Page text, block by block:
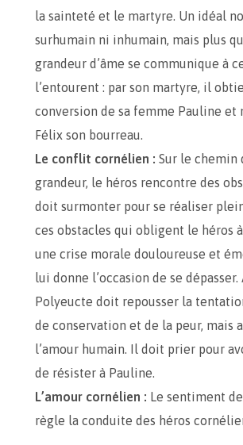
la sainteté et le martyre. Un idéal
surhumain ni inhumain, mais plus
grandeur d’âme se communique à
l’entourent : par son martyre, il
conversion de sa femme Pauline et
Félix son bourreau.
Le conflit cornélien : Sur le chemin
grandeur, le héros rencontre des
doit surmonter pour se réaliser
ces obstacles qui obligent le héros
une crise morale douloureuse et
lui donne l’occasion de se dépasser.
Polyeucte doit repousser la
de conservation et de la peur, mais
l’amour humain. Il doit prier pour
de résister à Pauline.
L’amour cornélien : Le sentiment
règle la conduite des héros